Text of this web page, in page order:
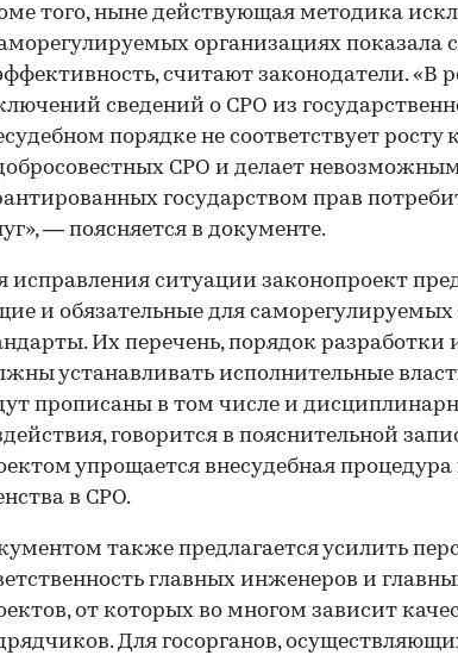
того, ныне действующая методика
организациях показала
считают законодатели. «В
сведений о СРО из
порядке не соответствует росту
СРО и делает
государством прав
— поясняется в документе.
исправления ситуации законопроект
и обязательные для
Их перечень, порядок разработки
устанавливать исполнительные
прописаны в том числе и
говорится в пояснительной
упрощается внесудебная
в СРО.
также предлагается усилить
главных инженеров и
от которых во многом зависит
Для госорганов,